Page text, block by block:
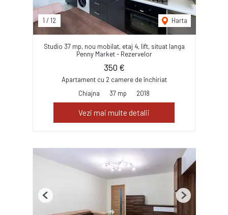
1 / 12 Harta
Studio 37 mp, nou mobilat, etaj 4, lift, situat langa
Penny Market - Rezervelor
350 €
Apartament cu 2 camere de închiriat
Chiajna
37 mp 2018
Vezi mai multe detalii
Previous Next